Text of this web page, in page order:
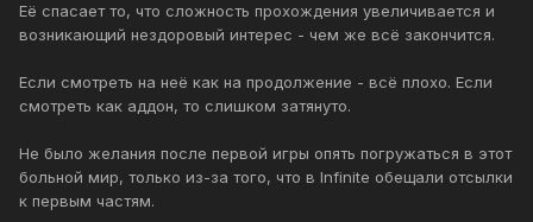
Её спасает то, что сложность прохождения увеличивается и
возникающий нездоровый интерес - чем же всё закончится.
Если смотреть на неё как на продолжение - всё плохо. Если
смотреть как аддон, то слишком затянуто.
Не было желания после первой игры опять погружаться в этот
больной мир, только из-за того, что в Infinite обещали отсылки
к первым частям.